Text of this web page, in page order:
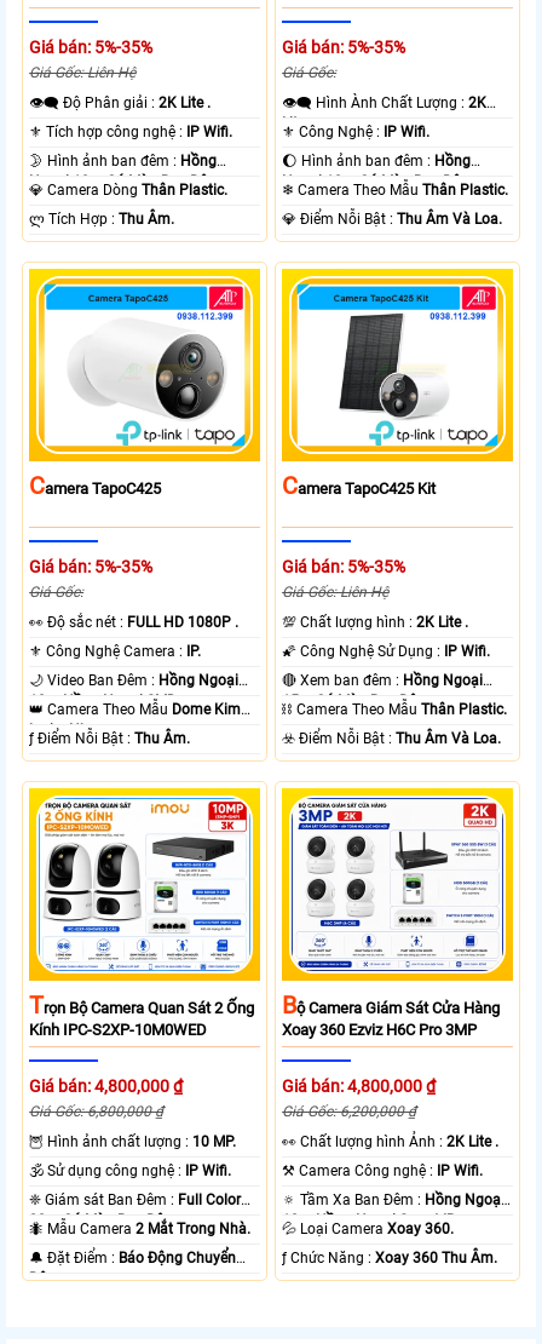
Giá bán: 5%-35%
Giá Gốc: Liên Hệ
👁️‍🗨 Độ Phân giải :2K Lite .
⚜️ Tích hợp công nghệ : IP Wifi.
🌛 Hình ảnh ban đêm : Hồng
Ngoại 10m Có Màu Ban Ðêm.
💎 Camera DòngThân Plastic.
️ლ Tích Hợp :Thu Âm.
Giá bán: 5%-35%
Giá Gốc:
👁️‍🗨 Hình Ành Chất Lượng :2K
Lite .
⚜️ Công Nghệ : IP Wifi.
🌔 Hình ảnh ban đêm : Hồng
Ngoại 10m Có Màu Ban Ðêm.
❄ Camera Theo MẫuThân Plastic.
️💎 Điểm Nỗi Bật :Thu Âm Và Loa.
CAmera TapoC425
Giá bán: 5%-35%
Giá Gốc:
️👀 Độ sắc nét : FULL HD 1080P .
⚜️ Công Nghệ Camera : IP.
🌙 Video Ban Đêm : Hồng Ngoại
10m Hồng Ngoại SMD.
👑 Camera Theo Mẫu Dome Kim
loại + Nhựa.
️ƒ Điểm Nỗi Bật :Thu Âm.
CAmera TapoC425 Kit
Giá bán: 5%-35%
Giá Gốc: Liên Hệ
💯 Chất lượng hình :2K Lite .
🌠 Công Nghệ Sử Dụng : IP Wifi.
🔴 Xem ban đêm : Hồng Ngoại
15m Có Màu Ban Ðêm.
⛓ Camera Theo MẫuThân Plastic.
️☣️ Điểm Nỗi Bật :Thu Âm Và Loa.
TRọn Bộ Camera Quan Sát 2 Ống
Kính IPC-S2XP-10M0WED
Giá bán: 4,800,000 ₫
Giá Gốc: 6,800,000 ₫
🦉 Hình ảnh chất lượng : 10 MP.
🕉️ Sử dụng công nghệ : IP Wifi.
❈ Giám sát Ban Đêm : Full Color
20m Có Màu Ban Ðêm.
🐜 Mẫu Camera2 Mắt Trong Nhà.
️🔔 Đặt Điểm : Báo Động Chuyển
Động.
BỘ Camera Giám Sát Cửa Hàng
Xoay 360 Ezviz H6C Pro 3MP
Giá bán: 4,800,000 ₫
Giá Gốc: 6,200,000 ₫
️👀 Chất lượng hình Ảnh :2K Lite .
⚒ Camera Công nghệ : IP Wifi.
🔅 Tầm Xa Ban Đêm : Hồng Ngoại
10m Hồng Ngoại Smart IR.
💦 Loại CameraXoay 360.
️ƒ Chức Năng :Xoay 360 Thu Âm.